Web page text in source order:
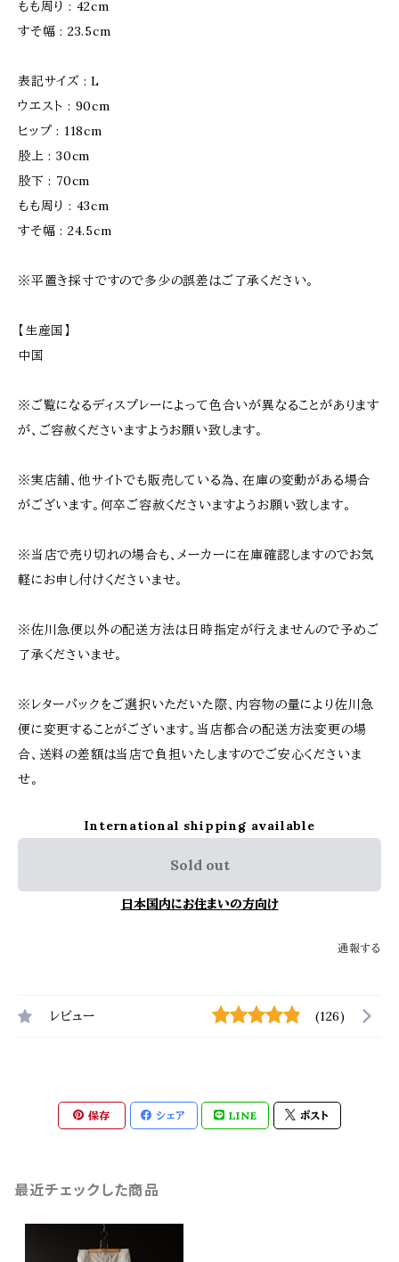
もも周り : 42cm
すそ幅 : 23.5cm
表記サイズ : L
ウエスト : 90cm
ヒップ : 118cm
股上 : 30cm
股下 : 70cm
もも周り : 43cm
すそ幅 : 24.5cm
※平置き採寸ですので多少の誤差はご了承ください。
【生産国】
中国
※ご覧になるディスプレーによって色合いが異なることがあります
が、ご容赦くださいますようお願い致します。
※実店舗、他サイトでも販売している為、在庫の変動がある場合
がございます。何卒ご容赦くださいますようお願い致します。
※当店で売り切れの場合も、メーカーに在庫確認しますのでお気
軽にお申し付けくださいませ。
※佐川急便以外の配送方法は日時指定が行えませんので予めご
了承くださいませ。
※レターパックをご選択いただいた際、内容物の量により佐川急
便に変更することがございます。当店都合の配送方法変更の場
合、送料の差額は当店で負担いたしますのでご安心くださいま
せ。
International shipping available
Sold out
日本国内にお住まいの方向け
通報する
レビュー (126)
保存 シェア LINE ポスト
最近チェックした商品